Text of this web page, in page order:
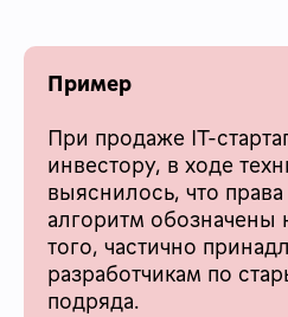
Пример
При продаже IT-
инвестору, в ходе
выяснилось, что
алгоритм обозначены
того, частично
разработчикам по
подряда.